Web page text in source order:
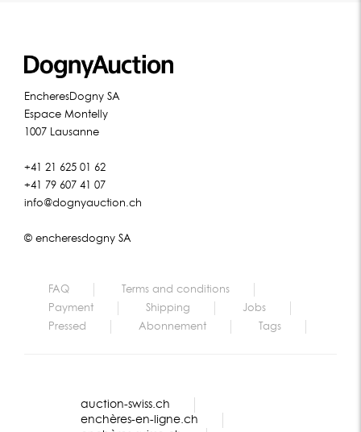
EncheresDogny SA
Espace Montelly
1007 Lausanne
+41 21 625 01 62
+41 79 607 41 07
info@dognyauction.ch
© encheresdogny SA
FAQ
Terms and conditions
Payment
Shipping
Jobs
Pressed
Abonnement Tags
auction-swiss.ch
enchères-en-ligne.ch